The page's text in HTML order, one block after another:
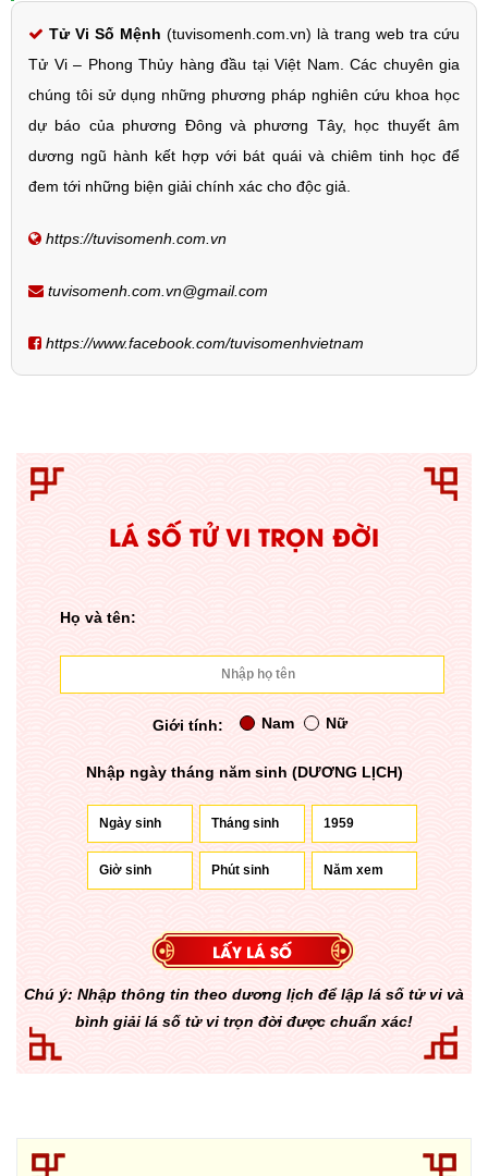
Tử Vi Số Mệnh (tuvisomenh.com.vn) là trang web tra cứu
Tử Vi – Phong Thủy hàng đầu tại Việt Nam. Các chuyên gia
chúng tôi sử dụng những phương pháp nghiên cứu khoa học
dự báo của phương Đông và phương Tây, học thuyết âm
dương ngũ hành kết hợp với bát quái và chiêm tinh học để
đem tới những biện giải chính xác cho độc giả.
https://tuvisomenh.com.vn
tuvisomenh.com.vn@gmail.com
https://www.facebook.com/tuvisomenhvietnam
LÁ SỐ TỬ VI TRỌN ĐỜI
Họ và tên:
Giới tính: Nam Nữ
Nhập ngày tháng năm sinh (DƯƠNG LỊCH)
Chú ý: Nhập thông tin theo dương lịch để lập lá số tử vi và
bình giải lá số tử vi trọn đời được chuẩn xác!